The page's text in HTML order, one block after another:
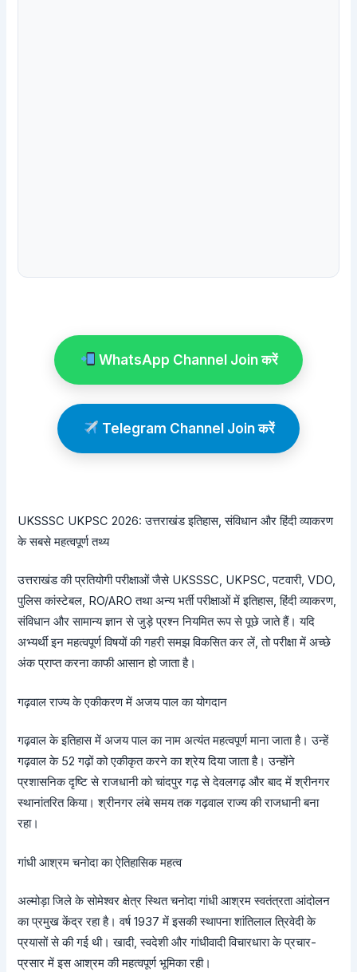
WhatsApp Channel Join करें
Telegram Channel Join करें
UKSSSC UKPSC 2026: उत्तराखंड इतिहास, संविधान और हिंदी व्याकरण
के सबसे महत्वपूर्ण तथ्य
उत्तराखंड की प्रतियोगी परीक्षाओं जैसे UKSSSC, UKPSC, पटवारी, VDO,
पुलिस कांस्टेबल, RO/ARO तथा अन्य भर्ती परीक्षाओं में इतिहास, हिंदी व्याकरण,
संविधान और सामान्य ज्ञान से जुड़े प्रश्न नियमित रूप से पूछे जाते हैं। यदि
अभ्यर्थी इन महत्वपूर्ण विषयों की गहरी समझ विकसित कर लें, तो परीक्षा में अच्छे
अंक प्राप्त करना काफी आसान हो जाता है।
गढ़वाल राज्य के एकीकरण में अजय पाल का योगदान
गढ़वाल के इतिहास में अजय पाल का नाम अत्यंत महत्वपूर्ण माना जाता है। उन्हें
गढ़वाल के 52 गढ़ों को एकीकृत करने का श्रेय दिया जाता है। उन्होंने
प्रशासनिक दृष्टि से राजधानी को चांदपुर गढ़ से देवलगढ़ और बाद में श्रीनगर
स्थानांतरित किया। श्रीनगर लंबे समय तक गढ़वाल राज्य की राजधानी बना
रहा।
गांधी आश्रम चनोदा का ऐतिहासिक महत्व
अल्मोड़ा जिले के सोमेश्वर क्षेत्र स्थित चनोदा गांधी आश्रम स्वतंत्रता आंदोलन
का प्रमुख केंद्र रहा है। वर्ष 1937 में इसकी स्थापना शांतिलाल त्रिवेदी के
प्रयासों से की गई थी। खादी, स्वदेशी और गांधीवादी विचारधारा के प्रचार-
प्रसार में इस आश्रम की महत्वपूर्ण भूमिका रही।